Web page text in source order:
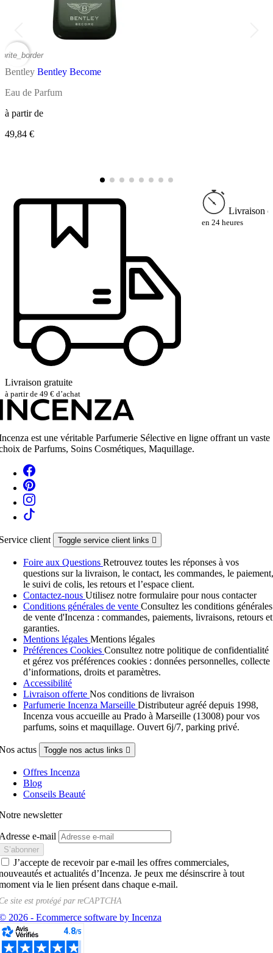
Bentley Bentley Become
Eau de Parfum
à partir de
49,84 €
Livraison gratuite
à partir de 49 € d’achat
Livraison
en 24 heures
est une véritable Parfumerie Sélective en ligne offrant un vaste
de Parfums, Soins Cosmétiques, Maquillage.
client Toggle service client links 
Foire aux Questions Retrouvez toutes les réponses à vos
questions sur la livraison, le contact, les commandes, le paiement,
le suivi de colis, les retours et l’espace client.
Contactez-nous Utilisez notre formulaire pour nous contacter
Conditions générales de vente Consultez les conditions générales
de vente d'Incenza : commandes, paiements, livraisons, retours et
garanties.
Mentions légales Mentions légales
Préférences Cookies Consultez notre politique de confidentialité
et gérez vos préférences cookies : données personnelles, collecte
d’informations, droits et paramètres.
Accessibilité
Livraison offerte Nos conditions de livraison
Parfumerie Incenza Marseille Distributeur agréé depuis 1998,
Incenza vous accueille au Prado à Marseille (13008) pour vos
parfums, soins et maquillage. Ouvert 6j/7, parking privé.
actus Toggle nos actus links 
Offres Incenza
Blog
Conseils Beauté
newsletter
e-mail
J’accepte de recevoir par e-mail les offres commerciales,
et actualités d’Incenza. Je peux me désinscrire à tout
via le lien présent dans chaque e-mail.
site est protégé parreCAPTCHA
2026 - Ecommerce software by Incenza